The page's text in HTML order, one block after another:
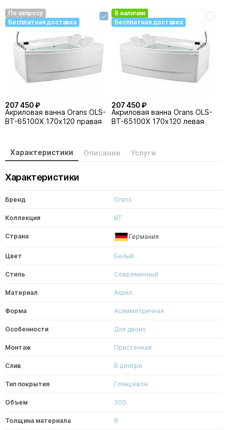
По запросу
Бесплатная доставка
207 450 ₽
Акриловая ванна Orans OLS-
BT-65100X 170х120 правая
В наличии
Бесплатная доставка
207 450 ₽
Акриловая ванна Orans OLS-
BT-65100X 170х120 левая
Характеристики Описание Услуги
Характеристики
Бренд Orans
Коллекция BT
Страна Германия
Цвет Белый
Стиль Современный
Материал Акрил
Форма Асимметричная
Особенности Для двоих
Монтаж Пристенная
Слив В центре
Тип покрытия Глянцевое
Объем 300
Толщина материала 6